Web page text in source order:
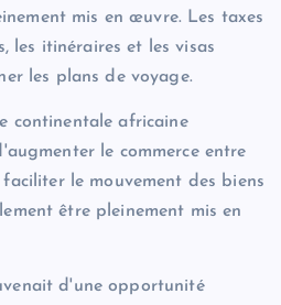
mis en œuvre. Les taxes
les itinéraires et les visas
les plans de voyage.
continentale africaine
le commerce entre
le mouvement des biens
être pleinement mis en
d'une opportunité